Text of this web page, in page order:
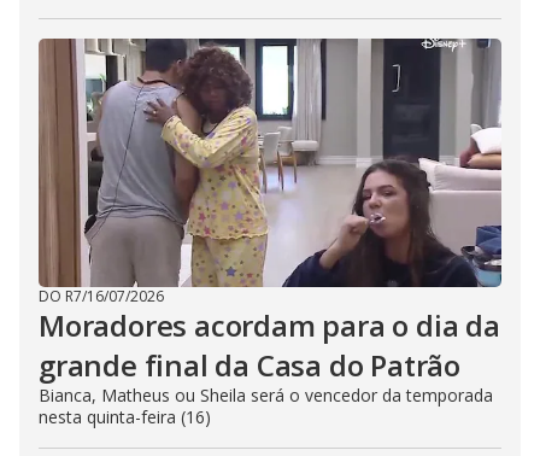
DO R7/16/07/2026
Moradores acordam para o dia da
grande final da Casa do Patrão
Bianca, Matheus ou Sheila será o vencedor da temporada
nesta quinta-feira (16)